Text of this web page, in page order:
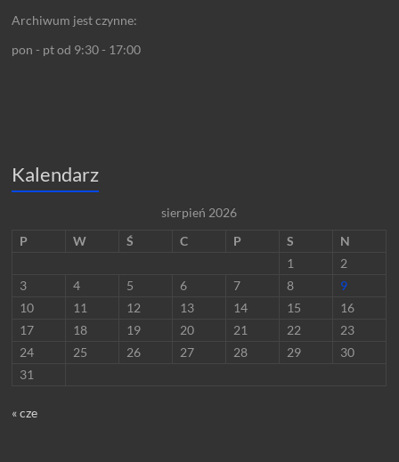
Archiwum jest czynne:
pon - pt od 9:30 - 17:00
Kalendarz
sierpień 2026
P
W Ś C P S
N
1
2
3
4 5 6 7 8
9
10
11 12 13 14 15
16
17
18 19 20 21 22
23
24
25 26 27 28 29
30
31
« cze